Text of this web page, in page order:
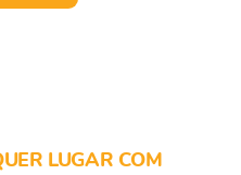
LUGAR COM